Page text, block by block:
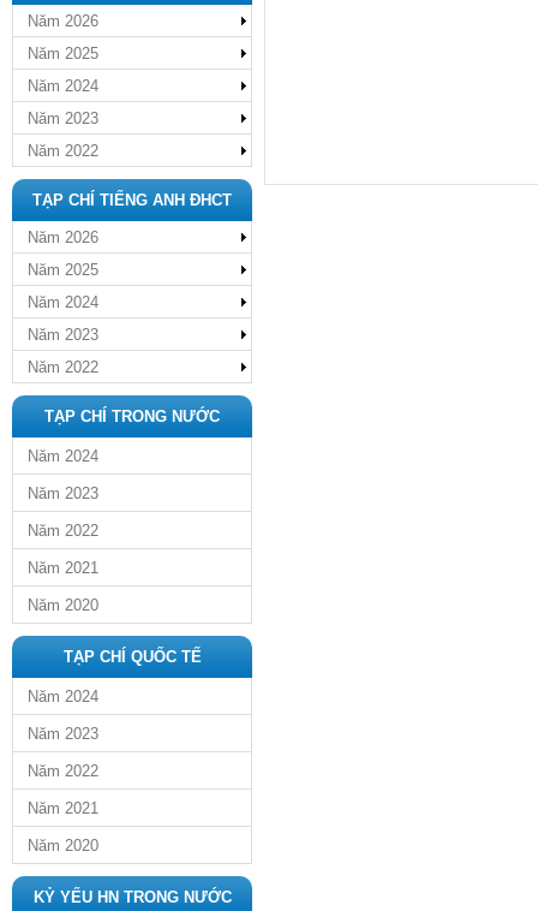
Năm 2026
Năm 2025
Năm 2024
Năm 2023
Năm 2022
TẠP CHÍ TIẾNG ANH ĐHCT
Năm 2026
Năm 2025
Năm 2024
Năm 2023
Năm 2022
TẠP CHÍ TRONG NƯỚC
Năm 2024
Năm 2023
Năm 2022
Năm 2021
Năm 2020
TẠP CHÍ QUỐC TẾ
Năm 2024
Năm 2023
Năm 2022
Năm 2021
Năm 2020
KỶ YẾU HN TRONG NƯỚC